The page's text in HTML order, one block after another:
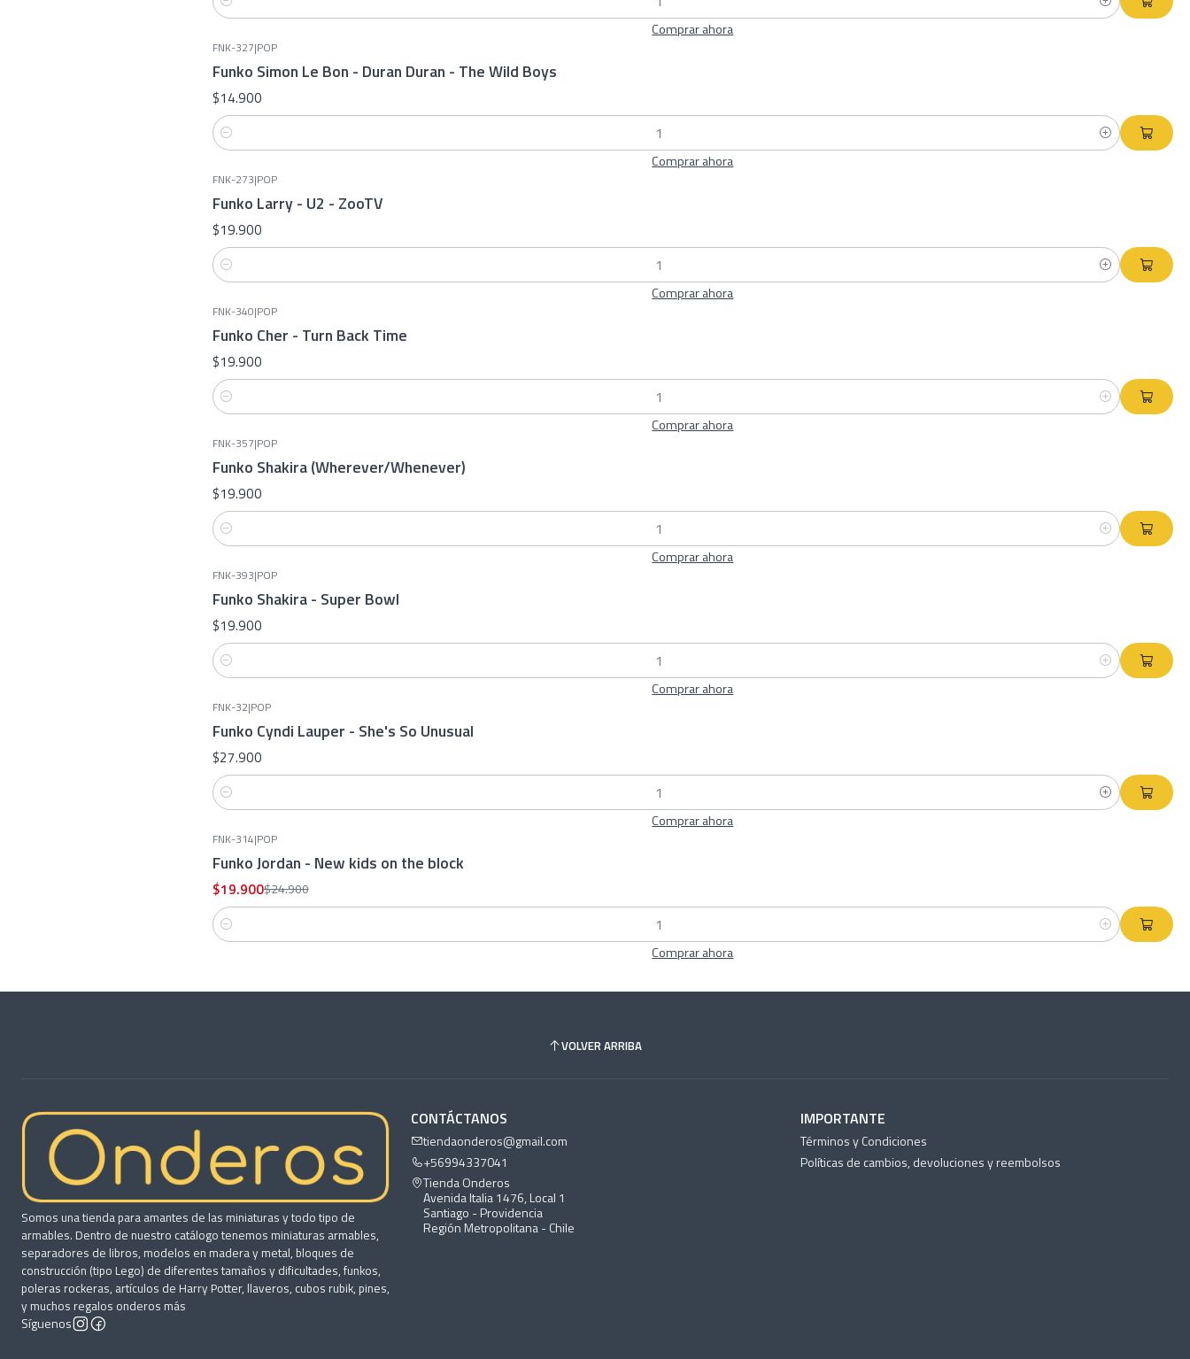
Cantidad
Comprar ahora
FNK-327|POP
Funko Simon Le Bon - Duran Duran - The Wild Boys
$14.900
Cantidad
Comprar ahora
FNK-273|POP
Funko Larry - U2 - ZooTV
$19.900
Cantidad
Comprar ahora
FNK-340|POP
Funko Cher - Turn Back Time
$19.900
Cantidad
Comprar ahora
FNK-357|POP
Funko Shakira (Wherever/Whenever)
$19.900
Cantidad
Comprar ahora
FNK-393|POP
Funko Shakira - Super Bowl
$19.900
Cantidad
Comprar ahora
FNK-32|POP
Funko Cyndi Lauper - She's So Unusual
$27.900
Cantidad
Comprar ahora
-20%
FNK-314|POP
Funko Jordan - New kids on the block
$19.900$24.900
Cantidad
Comprar ahora
VOLVER ARRIBA
Somos una tienda para amantes de las miniaturas y todo tipo de
armables. Dentro de nuestro catálogo tenemos miniaturas armables,
separadores de libros, modelos en madera y metal, bloques de
construcción (tipo Lego) de diferentes tamaños y dificultades, funkos,
poleras rockeras, artículos de Harry Potter, llaveros, cubos rubik, pines,
y muchos regalos onderos más
Síguenos
CONTÁCTANOS
tiendaonderos@gmail.com
+56994337041
Tienda Onderos
Avenida Italia 1476, Local 1
Santiago - Providencia
Región Metropolitana - Chile
IMPORTANTE
Términos y Condiciones
Políticas de cambios, devoluciones y reembolsos